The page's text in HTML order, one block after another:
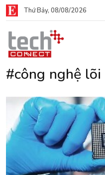
Thứ Bảy, 08/08/2026
#công nghệ